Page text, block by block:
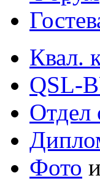
Квал.
QSL-
Отдел
Фото и